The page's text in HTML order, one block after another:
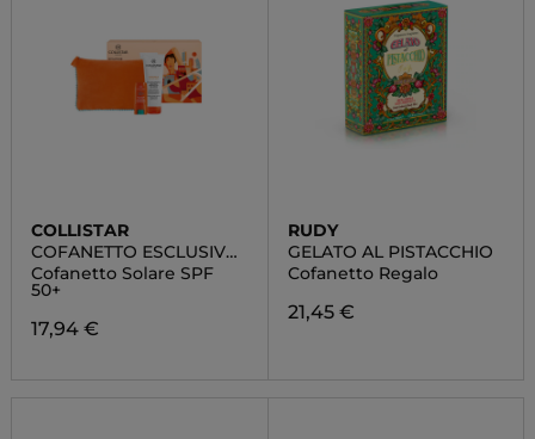
COLLISTAR
COFANETTO ESCLUSIVO
ROUTINE SOLARE
Cofanetto Solare SPF
50+
17,94 €
RUDY
GELATO AL PISTACCHIO
Cofanetto Regalo
21,45 €